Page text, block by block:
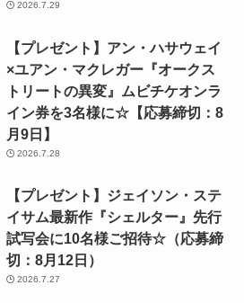
2026.7.29
【プレゼント】アン・ハサウェイ
×ユアン・マクレガー『オークス
トリートの異変』ムビチケオンラ
イン券を3名様に☆【応募締切：8
月9日】
2026.7.28
【プレゼント】ジェイソン・ステ
イサム最新作『シェルター』先行
試写会に10名様ご招待☆（応募締
切：8月12日）
2026.7.27